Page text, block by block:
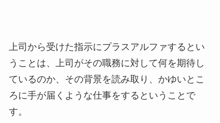
上司から受けた指示にプラスアルファするとい
うことは、上司がその職務に対して何を期待し
ているのか、その背景を読み取り、かゆいとこ
ろに手が届くような仕事をするということで
す。